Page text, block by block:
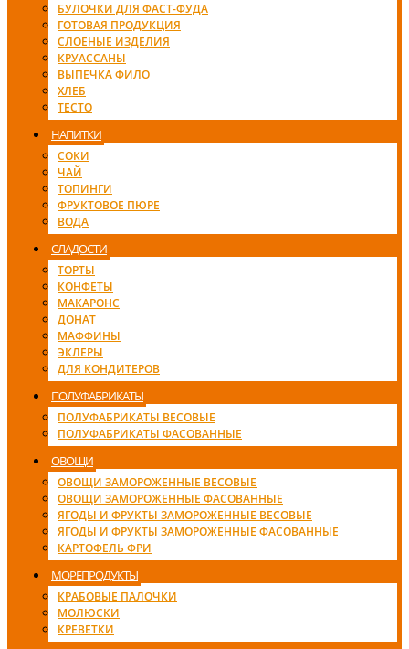
БУЛОЧКИ ДЛЯ ФАСТ-ФУДА
ГОТОВАЯ ПРОДУКЦИЯ
СЛОЕНЫЕ ИЗДЕЛИЯ
КРУАССАНЫ
ВЫПЕЧКА ФИЛО
ХЛЕБ
ТЕСТО
НАПИТКИ
СОКИ
ЧАЙ
ТОПИНГИ
ФРУКТОВОЕ ПЮРЕ
ВОДА
СЛАДОСТИ
ТОРТЫ
КОНФЕТЫ
МАКАРОНС
ДОНАТ
МАФФИНЫ
ЭКЛЕРЫ
ДЛЯ КОНДИТЕРОВ
ПОЛУФАБРИКАТЫ
ПОЛУФАБРИКАТЫ ВЕСОВЫЕ
ПОЛУФАБРИКАТЫ ФАСОВАННЫЕ
ОВОЩИ
ОВОЩИ ЗАМОРОЖЕННЫЕ ВЕСОВЫЕ
ОВОЩИ ЗАМОРОЖЕННЫЕ ФАСОВАННЫЕ
ЯГОДЫ И ФРУКТЫ ЗАМОРОЖЕННЫЕ ВЕСОВЫЕ
ЯГОДЫ И ФРУКТЫ ЗАМОРОЖЕННЫЕ ФАСОВАННЫЕ
КАРТОФЕЛЬ ФРИ
МОРЕПРОДУКТЫ
КРАБОВЫЕ ПАЛОЧКИ
МОЛЮСКИ
КРЕВЕТКИ